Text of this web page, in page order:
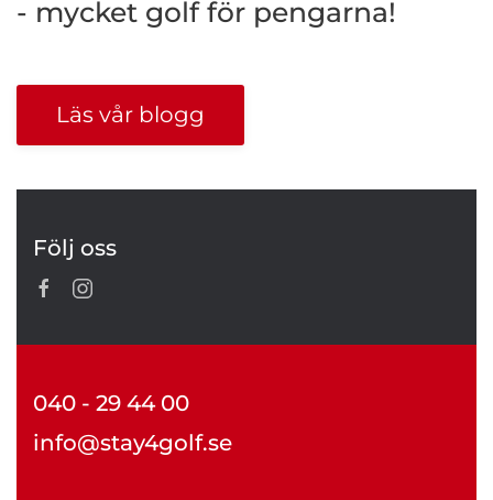
- mycket golf för pengarna!
Läs vår blogg
Följ oss
040 - 29 44 00
info@stay4golf.se